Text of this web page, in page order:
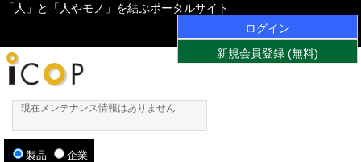
「人」と「人やモノ」を結ぶポータルサイト
ログイン
新規会員登録 (無料)
現在メンテナンス情報はありません
製品 企業